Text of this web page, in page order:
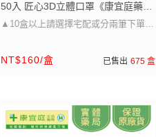
50入 匠心3D立體口罩《康宜庭藥
局》《保證原廠貨》
▲10盒以上請選擇宅配或分兩筆下單唷
口罩大小可以參考圖片的尺寸~
NT$160/盒 已售出 675 盒